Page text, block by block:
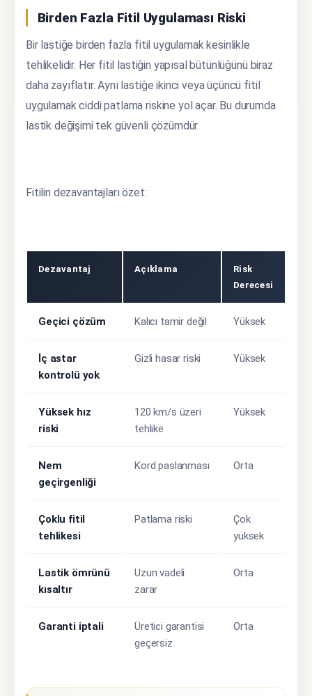
Birden Fazla Fitil Uygulaması Riski
Bir lastiğe birden fazla fitil uygulamak kesinlikle
tehlikelidir. Her fitil lastiğin yapısal bütünlüğünü biraz
daha zayıflatır. Aynı lastiğe ikinci veya üçüncü fitil
uygulamak ciddi patlama riskine yol açar. Bu durumda
lastik değişimi tek güvenli çözümdür.
Fitilin dezavantajları özet:
Dezavantaj Açıklama
Risk
Derecesi
Geçici çözüm Kalıcı tamir değil Yüksek
İç astar
kontrolü yok
Gizli hasar riski Yüksek
Yüksek hız
riski
120 km/s üzeri
tehlike
Yüksek
Nem
geçirgenliği
Kord paslanması Orta
Çoklu fitil
tehlikesi
Patlama riski
Çok
yüksek
Lastik ömrünü
kısaltır
Uzun vadeli
zarar
Orta
Garanti iptali
Üretici garantisi
geçersiz
Orta